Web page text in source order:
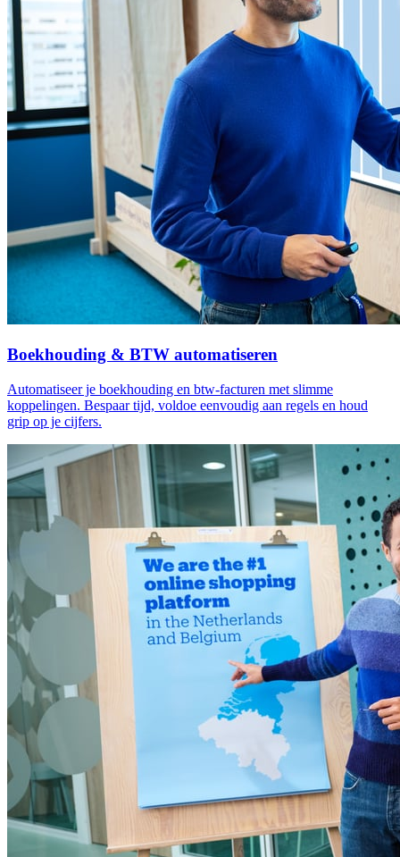
Boekhouding & BTW automatiseren
Automatiseer je boekhouding en btw-facturen met slimme
koppelingen. Bespaar tijd, voldoe eenvoudig aan regels en houd
grip op je cijfers.